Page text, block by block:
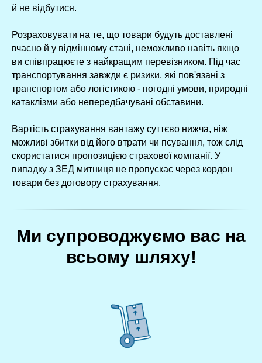
й не відбутися.
Розраховувати на те, що товари будуть доставлені
вчасно й у відмінному стані, неможливо навіть якщо
ви співпрацюєте з найкращим перевізником. Під час
транспортування завжди є ризики, які пов'язані з
транспортом або логістикою - погодні умови, природні
катаклізми або непередбачувані обставини.
Вартість страхування вантажу суттєво нижча, ніж
можливі збитки від його втрати чи псування, тож слід
скористатися пропозицією страхової компанії. У
випадку з ЗЕД митниця не пропускає через кордон
товари без договору страхування.
Ми супроводжуємо вас на
всьому шляху!